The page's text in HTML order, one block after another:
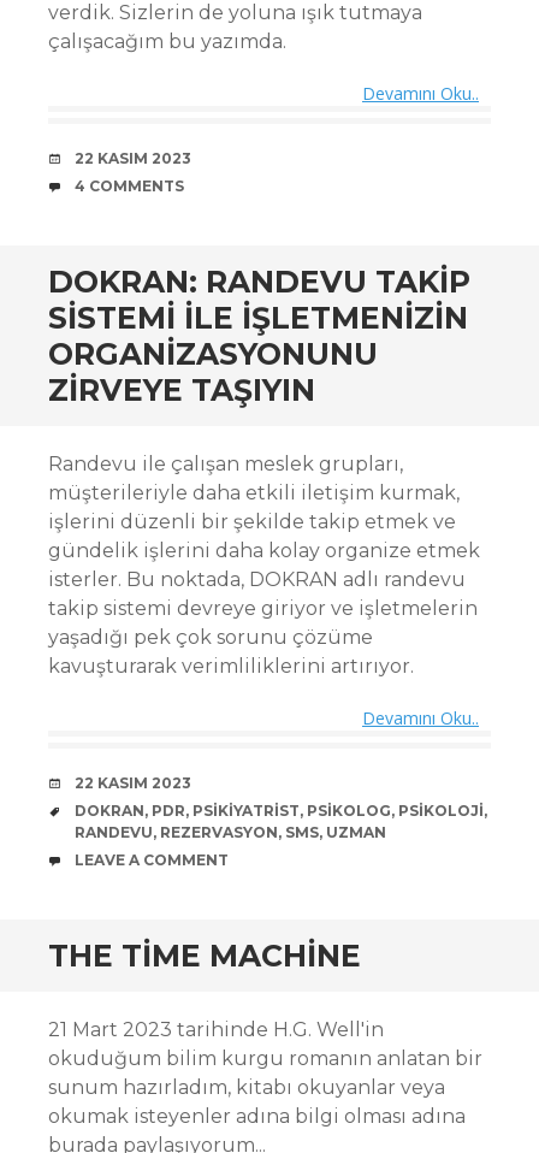
verdik. Sizlerin de yoluna ışık tutmaya
çalışacağım bu yazımda.
Devamını Oku..
DATE
22 KASIM 2023
COMMENTS
4 COMMENTS
DOKRAN: RANDEVU TAKIP
SISTEMI ILE İŞLETMENIZIN
ORGANIZASYONUNU
ZIRVEYE TAŞIYIN
Randevu ile çalışan meslek grupları,
müşterileriyle daha etkili iletişim kurmak,
işlerini düzenli bir şekilde takip etmek ve
gündelik işlerini daha kolay organize etmek
isterler. Bu noktada, DOKRAN adlı randevu
takip sistemi devreye giriyor ve işletmelerin
yaşadığı pek çok sorunu çözüme
kavuşturarak verimliliklerini artırıyor.
Devamını Oku..
DATE
22 KASIM 2023
TAGS
DOKRAN, PDR, PSIKIYATRIST, PSIKOLOG, PSIKOLOJI,
RANDEVU, REZERVASYON, SMS, UZMAN
COMMENTS
LEAVE A COMMENT
THE TIME MACHINE
21 Mart 2023 tarihinde H.G. Well'in
okuduğum bilim kurgu romanın anlatan bir
sunum hazırladım, kitabı okuyanlar veya
okumak isteyenler adına bilgi olması adına
burada paylaşıyorum...